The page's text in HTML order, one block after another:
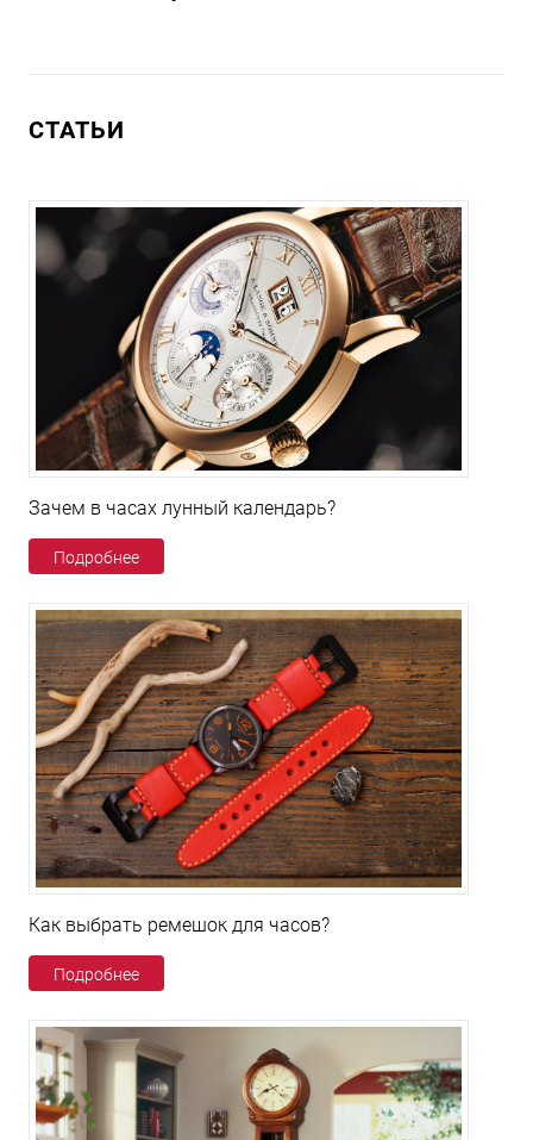
СТАТЬИ
Зачем в часах лунный календарь?
Подробнее
Как выбрать ремешок для часов?
Подробнее